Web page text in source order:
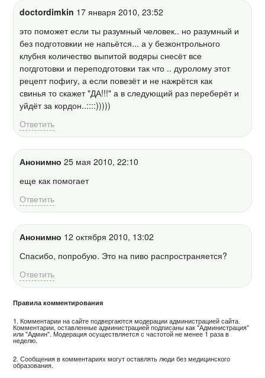
doctordimkin 17 января 2010, 23:52
это поможет если ты разумный человек.. но разумный и
без подготовкии не напьётся... а у безконтрольного
клубня количество выпитой водяры снесёт все
погдготовки и переподготовки так что .. дуролому этот
рецепт пофигу, а если повезёт и не нажрётся как
свинья то скажет "ДА!!!" а в следующий раз переберёт и
уйдёт за кордон..::::)))))
Ответить
Анонимно 25 мая 2010, 22:10
еще как помогает
Ответить
Анонимно 12 октября 2010, 13:02
Спасибо, попробую. Это на пиво распространяется?
Ответить
Правила комментирования
1. Комментарии на сайте подвергаются модерации администрацией сайта.
Комментарии, оставленные администрацией подписаны как "Администрация"
или "Админ". Модерация осуществляется с частотой не менее 1 раза в
неделю.
2. Сообщения в комментариях могут оставлять люди без медицинского
образования.